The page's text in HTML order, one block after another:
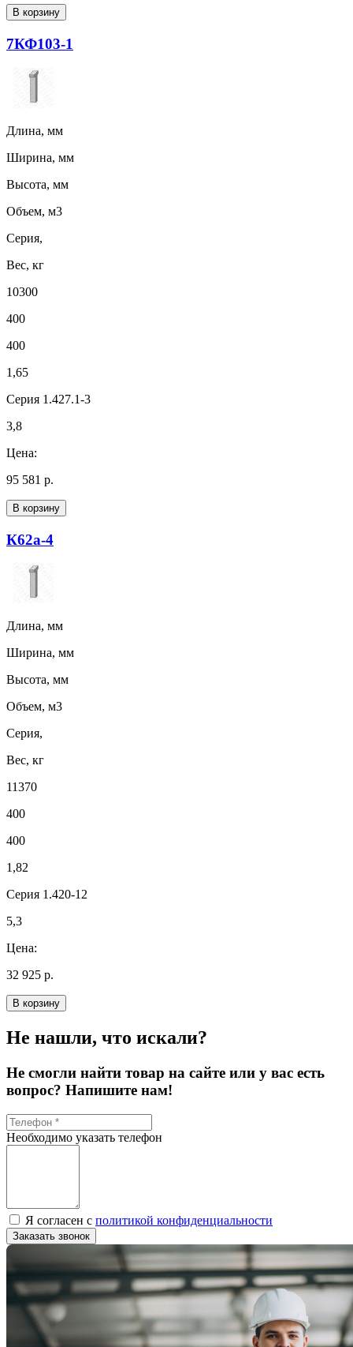
В корзину
7КФ103-1
Длина, мм
Ширина, мм
Высота, мм
Объем, м3
Серия,
Вес, кг
10300
400
400
1,65
Серия 1.427.1-3
3,8
Цена:
95 581 р.
В корзину
К62а-4
Длина, мм
Ширина, мм
Высота, мм
Объем, м3
Серия,
Вес, кг
11370
400
400
1,82
Серия 1.420-12
5,3
Цена:
32 925 р.
В корзину
Не нашли, что искали?
Не смогли найти товар на сайте или у вас есть
вопрос? Напишите нам!
Необходимо указать телефон
Я согласен с политикой конфиденциальности
Заказать звонок